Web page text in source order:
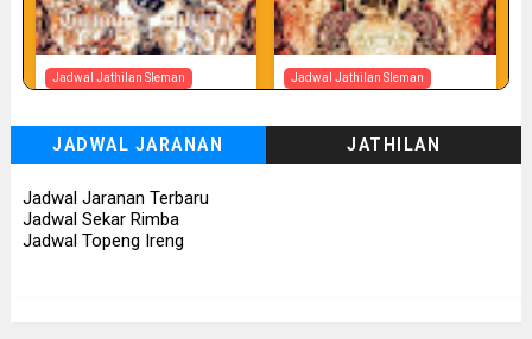
Jadwal Jathilan Sleman
📅 Besok (7/8)
Jadwal Jathilan Sleman
📅 Besok (7/8)
JADWAL JARANAN JATHILAN
Jadwal Jaranan Terbaru
Jadwal Sekar Rimba
Jadwal Topeng Ireng